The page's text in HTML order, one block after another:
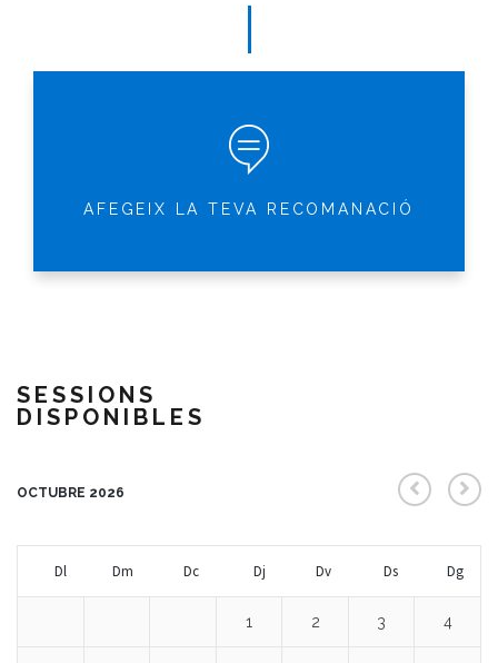
AFEGEIX LA TEVA RECOMANACIÓ
SESSIONS
DISPONIBLES
OCTUBRE 2026
Dl Dm Dc Dj Dv Ds Dg
1 2 3 4